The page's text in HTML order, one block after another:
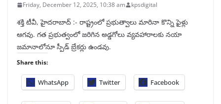
Friday, December 12, 2025, 10:38 am kpsdigital
శక్తి టీవీ, హైదరాబాద్‌ :- రాష్ట్రంలో ప్రభుత్వాలు మారినా కొన్ని ఫైళ్లు
ఆగవు. గత ప్రభుత్వంలో జరిగిన అడ్డగోలు వ్యవహారాలకు నయా
జమానాలోనూ స్పీడ్‌ బ్రేకర్లు ఉండవు.
Share this:
WhatsApp Twitter Facebook